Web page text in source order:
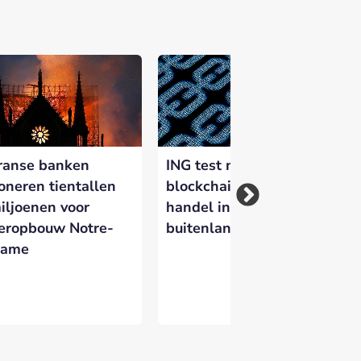
en zichtbaar te maken op
banken
tientallen
voor
Notre-
ING test met
blockchain voor de
handel in
buitenlandse valuta